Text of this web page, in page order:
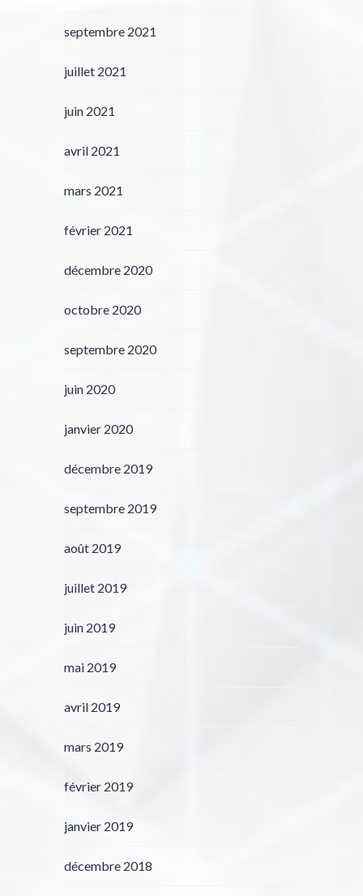
septembre 2021
juillet 2021
juin 2021
avril 2021
mars 2021
février 2021
décembre 2020
octobre 2020
septembre 2020
juin 2020
janvier 2020
décembre 2019
septembre 2019
août 2019
juillet 2019
juin 2019
mai 2019
avril 2019
mars 2019
février 2019
janvier 2019
décembre 2018